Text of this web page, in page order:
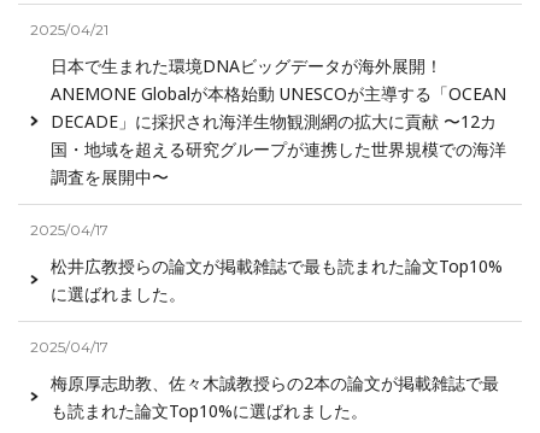
2025/04/21
日本で生まれた環境DNAビッグデータが海外展開！
ANEMONE Globalが本格始動 UNESCOが主導する「OCEAN
DECADE」に採択され海洋生物観測網の拡大に貢献 〜12カ
国・地域を超える研究グループが連携した世界規模での海洋
調査を展開中〜
2025/04/17
松井広教授らの論文が掲載雑誌で最も読まれた論文Top10%
に選ばれました。
2025/04/17
梅原厚志助教、佐々木誠教授らの2本の論文が掲載雑誌で最
も読まれた論文Top10%に選ばれました。